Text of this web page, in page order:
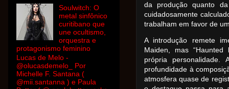
da produção quanto
cuidadosamente
trabalham em favor de
A introdução remete
Maiden, mas
própria personalidade.
profundidade à
atmosfera quase de
Soulwitch: O
metal sinfônico
curitibano que
une ocultismo,
orquestra e
protagonismo feminino
Lucas de Melo -
@olucasdemelo_ Por
Michelle F. Santana (
@mii.santanna ) e Paula